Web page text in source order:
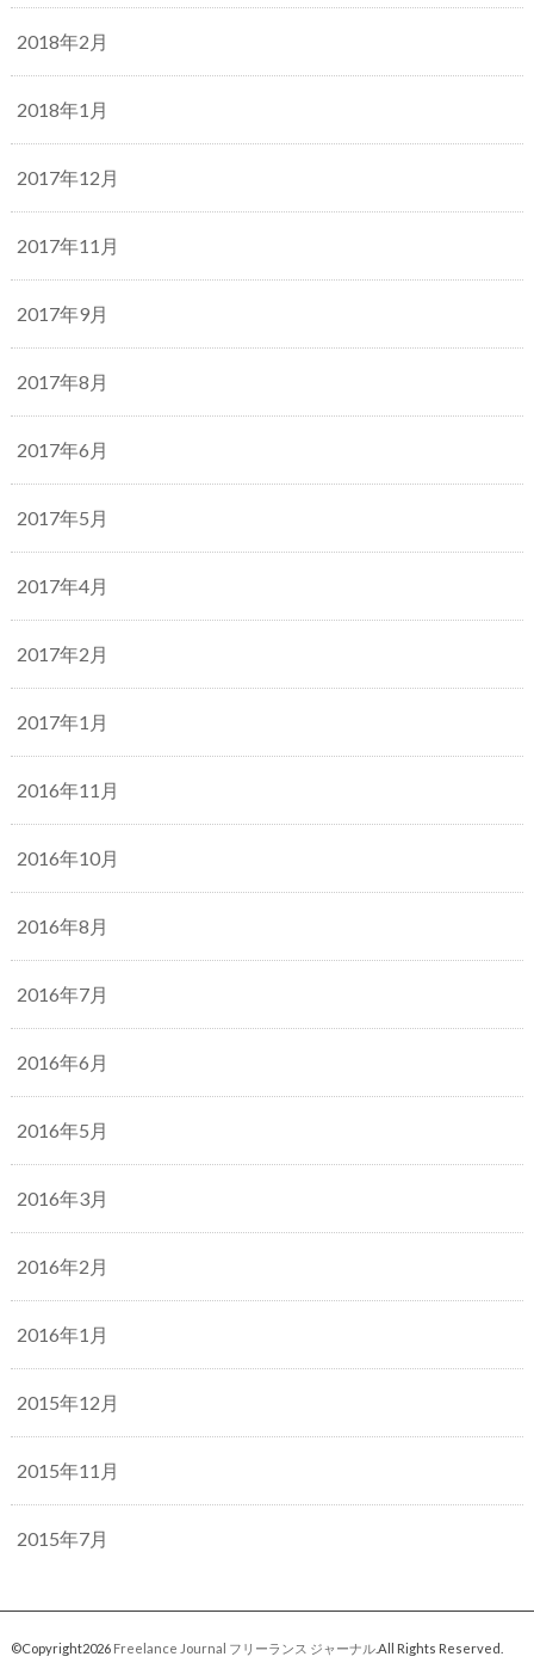
2018年2月
2018年1月
2017年12月
2017年11月
2017年9月
2017年8月
2017年6月
2017年5月
2017年4月
2017年2月
2017年1月
2016年11月
2016年10月
2016年8月
2016年7月
2016年6月
2016年5月
2016年3月
2016年2月
2016年1月
2015年12月
2015年11月
2015年7月
©Copyright2026 Freelance Journal フリーランス ジャーナル.All Rights Reserved.